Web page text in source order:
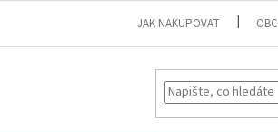
JAK NAKUPOVAT